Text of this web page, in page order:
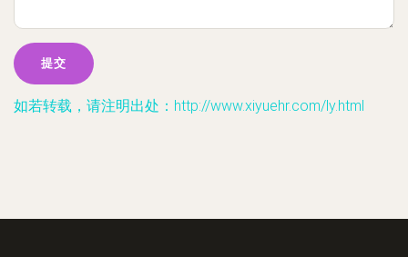
如若转载，请注明出处：http://www.xiyuehr.com/ly.html